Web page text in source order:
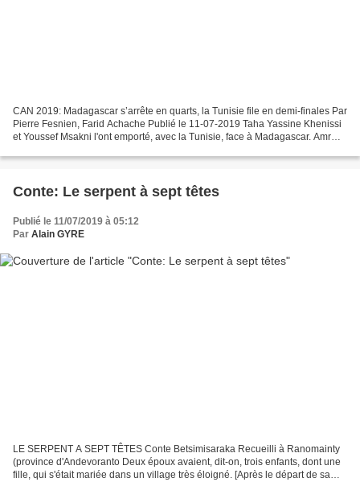
CAN 2019: Madagascar s’arrête en quarts, la Tunisie file en demi-finales Par
Pierre Fesnien, Farid Achache Publié le 11-07-2019 Taha Yassine Khenissi
et Youssef Msakni l'ont emporté, avec la Tunisie, face à Madagascar. Amr
Conte: Le serpent à sept têtes
Publié le 11/07/2019 à 05:12
Par Alain GYRE
LE SERPENT A SEPT TÊTES Conte Betsimisaraka Recueilli à Ranomainty
(province d'Andevoranto Deux époux avaient, dit-on, trois enfants, dont une
fille, qui s'était mariée dans un village très éloigné. [Après le départ de sa